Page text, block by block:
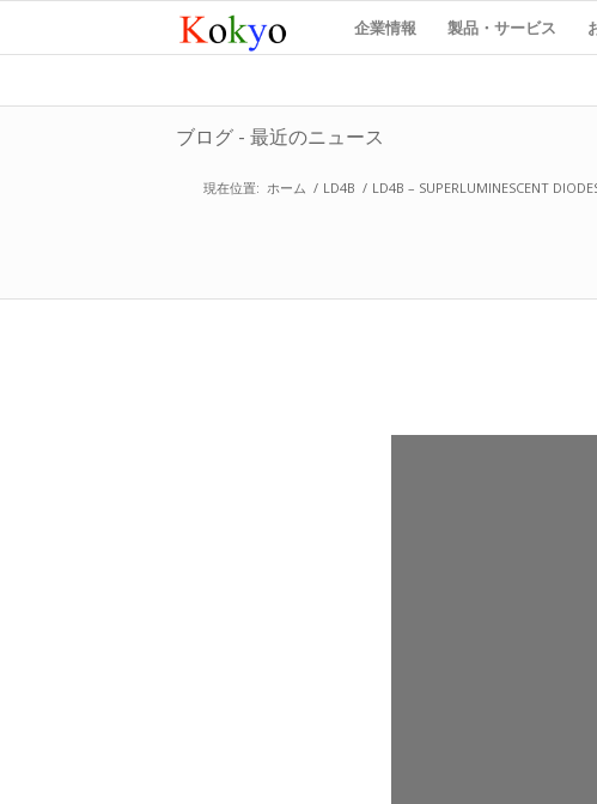
企業情報 製品・サービス
ブログ - 最近のニュース
現在位置: ホーム / LD4B / LD4B – SUPERLUMINESCENT